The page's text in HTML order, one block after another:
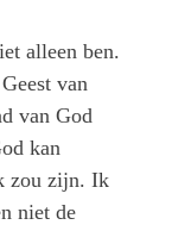
alleen ben.
van
van God
kan
zou zijn. Ik
niet de